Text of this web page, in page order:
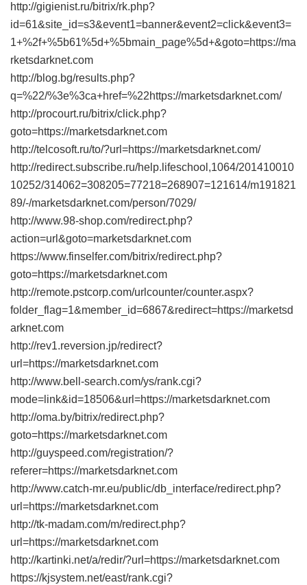
http://gigienist.ru/bitrix/rk.php?
id=61&site_id=s3&event1=banner&event2=click&event3=
1+%2f+%5b61%5d+%5bmain_page%5d+&goto=https://ma
rketsdarknet.com
http://blog.bg/results.php?
q=%22/%3e%3ca+href=%22https://marketsdarknet.com/
http://procourt.ru/bitrix/click.php?
goto=https://marketsdarknet.com
http://telcosoft.ru/to/?url=https://marketsdarknet.com/
http://redirect.subscribe.ru/help.lifeschool,1064/201410010
10252/314062=308205=77218=268907=121614/m191821
89/-/marketsdarknet.com/person/7029/
http://www.98-shop.com/redirect.php?
action=url&goto=marketsdarknet.com
https://www.finselfer.com/bitrix/redirect.php?
goto=https://marketsdarknet.com
http://remote.pstcorp.com/urlcounter/counter.aspx?
folder_flag=1&member_id=6867&redirect=https://marketsd
arknet.com
http://rev1.reversion.jp/redirect?
url=https://marketsdarknet.com
http://www.bell-search.com/ys/rank.cgi?
mode=link&id=18506&url=https://marketsdarknet.com
http://oma.by/bitrix/redirect.php?
goto=https://marketsdarknet.com
http://guyspeed.com/registration/?
referer=https://marketsdarknet.com
http://www.catch-mr.eu/public/db_interface/redirect.php?
url=https://marketsdarknet.com
http://tk-madam.com/m/redirect.php?
url=https://marketsdarknet.com
http://kartinki.net/a/redir/?url=https://marketsdarknet.com
https://kjsystem.net/east/rank.cgi?